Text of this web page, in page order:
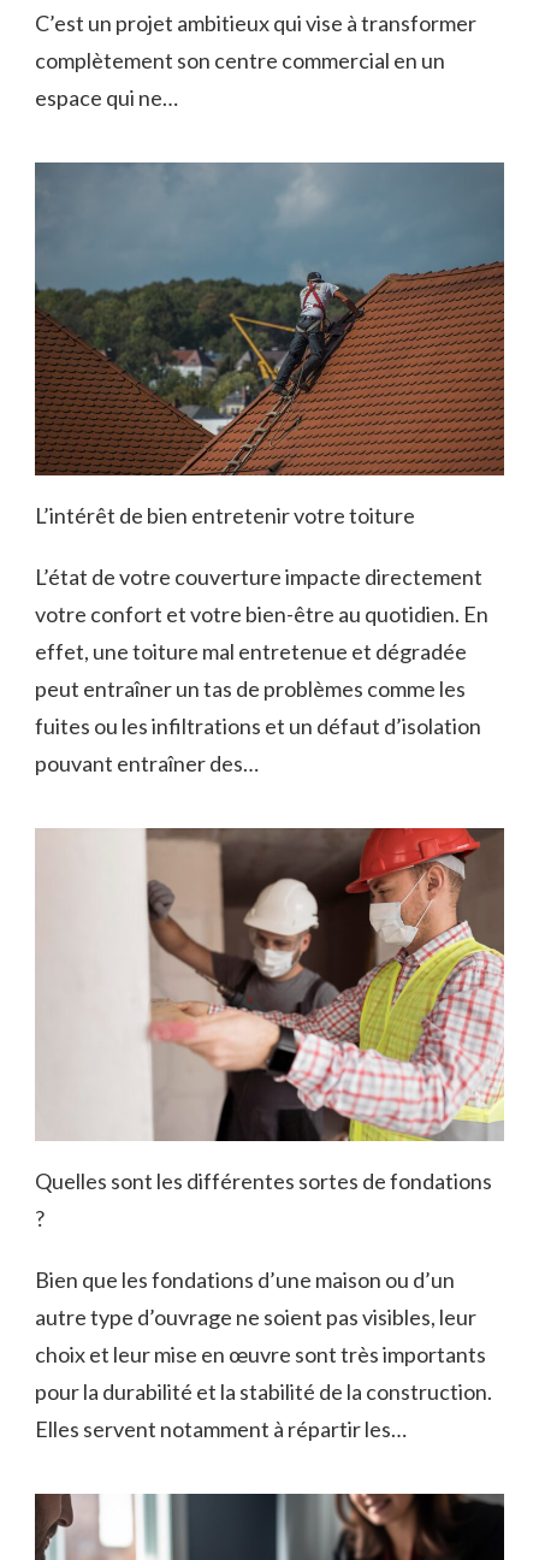
C’est un projet ambitieux qui vise à transformer
complètement son centre commercial en un
espace qui ne…
L’intérêt de bien entretenir votre toiture
L’état de votre couverture impacte directement
votre confort et votre bien-être au quotidien. En
effet, une toiture mal entretenue et dégradée
peut entraîner un tas de problèmes comme les
fuites ou les infiltrations et un défaut d’isolation
pouvant entraîner des…
Quelles sont les différentes sortes de fondations
?
Bien que les fondations d’une maison ou d’un
autre type d’ouvrage ne soient pas visibles, leur
choix et leur mise en œuvre sont très importants
pour la durabilité et la stabilité de la construction.
Elles servent notamment à répartir les…